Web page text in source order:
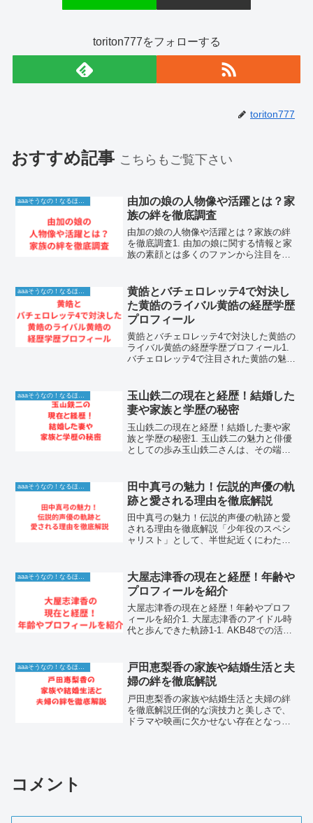
toriton777をフォローする
toriton777
おすすめ記事 こちらもご覧下さい
由加の娘の人物像や活躍とは？家
族の絆を徹底調査
由加の娘の人物像や活躍とは？家族の絆
を徹底調査1. 由加の娘に関する情報と家
族の素顔とは多くのファンから注目を集
け、どのような人間として成長している
のかは、多くの人々が関...
黄皓とバチェロレッテ4で対決し
た黄皓のライバル黄皓の経歴学歴
プロフィール
黄皓とバチェロレッテ4で対決した黄皓の
ライバル黄皓の経歴学歴プロフィール1.
バチェロレッテ4で注目された黄皓の魅力
挙がります。彼は単なる恋愛リアリティ
ショーの出演者と...
aaaそうなの！なるほど！情報
玉山鉄二の現在と経歴！結婚した
妻や家族と学歴の秘密
玉山鉄二の現在と経歴！結婚した妻や家
族と学歴の秘密1. 玉山鉄二の魅力と俳優
としての歩み玉山鉄二さんは、その端正
を果たし続けている俳優です。1999年に
俳優デビューして...
田中真弓の魅力！伝説的声優の軌
跡と愛される理由を徹底解説
田中真弓の魅力！伝説的声優の軌跡と愛
される理由を徹底解説「少年役のスペシ
ャリスト」として、半世紀近くにわたり
ルフィ、『ドラゴンボール』のクリリ
ン、『天空の城ラピ...
大屋志津香の現在と経歴！年齢や
プロフィールを紹介
大屋志津香の現在と経歴！年齢やプロフ
ィールを紹介1. 大屋志津香のアイドル時
代と歩んできた軌跡1-1. AKB48での活躍
ンバーとして長年活躍し、多くのファン
に笑顔を...
aaaそうなの！なるほど！情報
戸田恵梨香の家族や結婚生活と夫
婦の絆を徹底解説
戸田恵梨香の家族や結婚生活と夫婦の絆
を徹底解説圧倒的な演技力と美しさで、
ドラマや映画に欠かせない存在となった
コメント